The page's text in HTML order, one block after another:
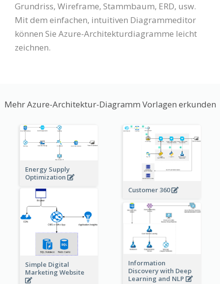
Grundriss, Wireframe, Stammbaum, ERD, usw.
Mit dem einfachen, intuitiven Diagrammeditor
können Sie Azure-Architekturdiagramme leicht
zeichnen.
Mehr Azure-Architektur-Diagramm Vorlagen erkunden
Energy Supply
Optimization
Customer 360
Simple Digital
Marketing Website
Information
Discovery with Deep
Learning and NLP